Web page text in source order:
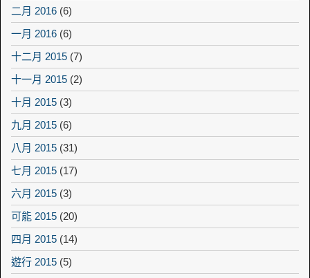
二月 2016 (6)
一月 2016 (6)
十二月 2015 (7)
十一月 2015 (2)
十月 2015 (3)
九月 2015 (6)
八月 2015 (31)
七月 2015 (17)
六月 2015 (3)
可能 2015 (20)
四月 2015 (14)
遊行 2015 (5)